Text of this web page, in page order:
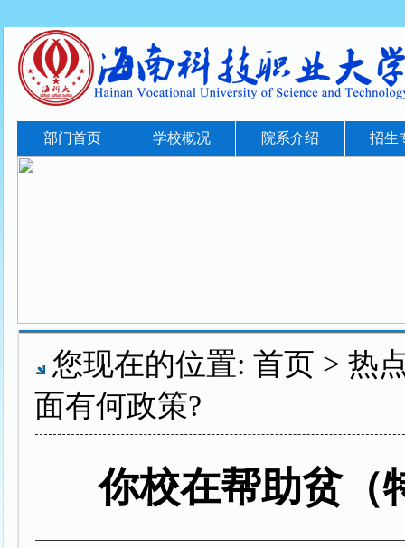
部门首页 学校概况 院系介绍 招生
您现在的位置:首页 >热
面有何政策?
你校在帮助贫（